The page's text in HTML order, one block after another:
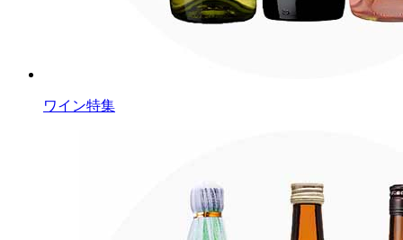
ワイン特集